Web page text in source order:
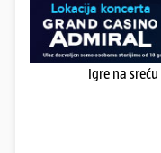
Igre na